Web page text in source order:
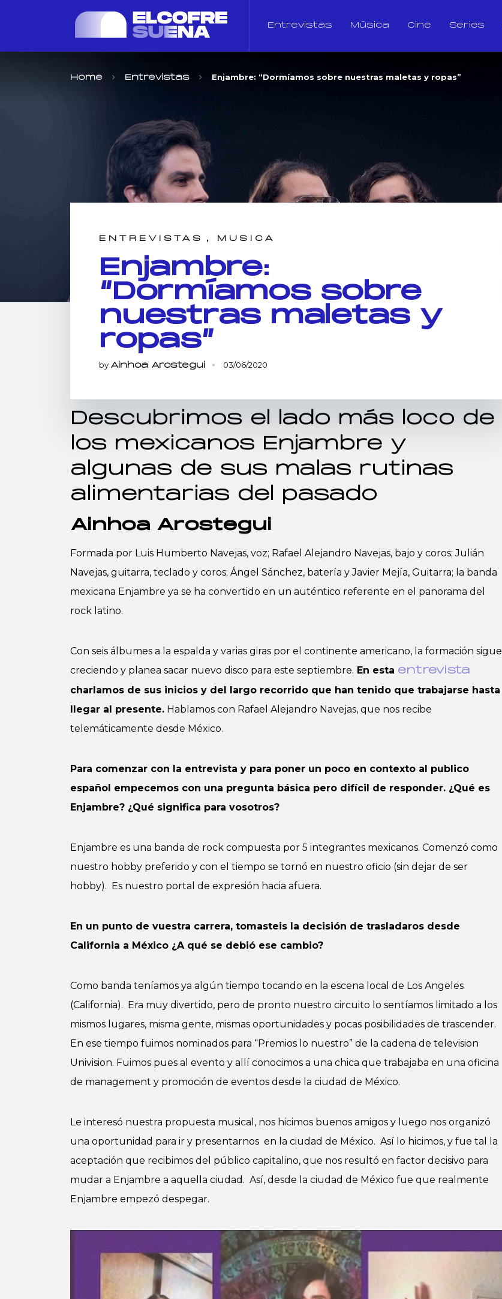
Entrevistas Música Cine Series
Home Entrevistas Enjambre: “Dormíamos sobre nuestras maletas y ropas”
ENTREVISTAS , MUSICA
Enjambre:
“Dormíamos sobre
nuestras maletas y
ropas”
by Ainhoa Arostegui 03/06/2020
Descubrimos el lado más loco de
los mexicanos Enjambre y
algunas de sus malas rutinas
alimentarias del pasado
Ainhoa Arostegui
Formada por Luis Humberto Navejas, voz; Rafael Alejandro Navejas, bajo y coros; Julián
Navejas, guitarra, teclado y coros; Ángel Sánchez, batería y Javier Mejía, Guitarra; la banda
mexicana Enjambre ya se ha convertido en un auténtico referente en el panorama del
rock latino.
Con seis álbumes a la espalda y varias giras por el continente americano, la formación sigue
creciendo y planea sacar nuevo disco para este septiembre. En esta entrevista
charlamos de sus inicios y del largo recorrido que han tenido que trabajarse hasta
llegar al presente. Hablamos con Rafael Alejandro Navejas, que nos recibe
telemáticamente desde México.
Para comenzar con la entrevista y para poner un poco en contexto al publico
español empecemos con una pregunta básica pero difícil de responder. ¿Qué es
Enjambre? ¿Qué significa para vosotros?
Enjambre es una banda de rock compuesta por 5 integrantes mexicanos. Comenzó como
nuestro hobby preferido y con el tiempo se tornó en nuestro oficio (sin dejar de ser
hobby). Es nuestro portal de expresión hacia afuera.
En un punto de vuestra carrera, tomasteis la decisión de trasladaros desde
California a México ¿A qué se debió ese cambio?
Como banda teníamos ya algún tiempo tocando en la escena local de Los Angeles
(California). Era muy divertido, pero de pronto nuestro circuito lo sentíamos limitado a los
mismos lugares, misma gente, mismas oportunidades y pocas posibilidades de trascender.
En ese tiempo fuimos nominados para “Premios lo nuestro” de la cadena de television
Univision. Fuimos pues al evento y allí conocimos a una chica que trabajaba en una oficina
de management y promoción de eventos desde la ciudad de México.
Le interesó nuestra propuesta musical, nos hicimos buenos amigos y luego nos organizó
una oportunidad para ir y presentarnos en la ciudad de México. Así lo hicimos, y fue tal la
aceptación que recibimos del público capitalino, que nos resultó en factor decisivo para
mudar a Enjambre a aquella ciudad. Así, desde la ciudad de México fue que realmente
Enjambre empezó despegar.